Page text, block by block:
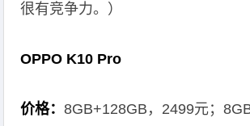
很有竞争力。）
OPPO K10 Pro
价格：8GB+128GB，2499元；